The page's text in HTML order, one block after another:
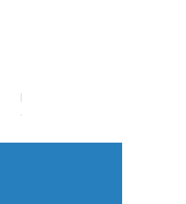
Máy bơm hồ bơi 4.5HP 3
Price
VND 26,515,000